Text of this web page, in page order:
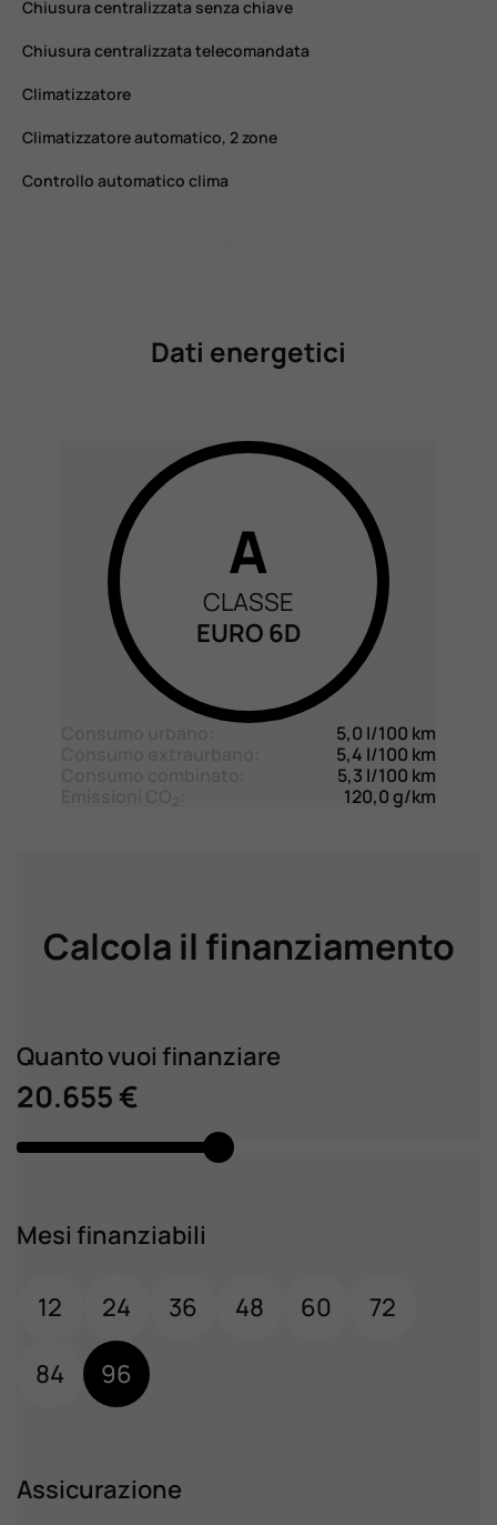
Chiusura centralizzata senza chiave
Chiusura centralizzata telecomandata
Climatizzatore
Climatizzatore automatico, 2 zone
Controllo automatico clima
Dati energetici
A
CLASSE
EURO 6D
5,0 l/100 km
5,4 l/100 km
5,3 l/100 km
120,0 g/km
Calcola il finanziamento
Quanto vuoi finanziare
20.655 €
Mesi finanziabili
12 24 36 48 60
72
84
96
Assicurazione